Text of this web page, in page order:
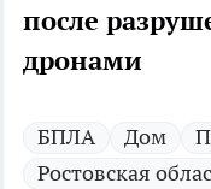
после
дронами
БПЛА Дом
Ростовская